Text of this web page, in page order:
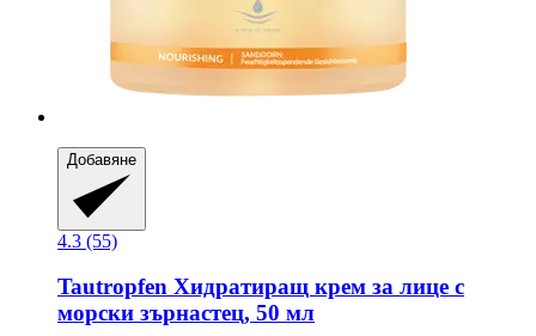
Добавяне
4.3 (55)
Tautropfen Хидратиращ крем за лице с
морски зърнастец, 50 мл